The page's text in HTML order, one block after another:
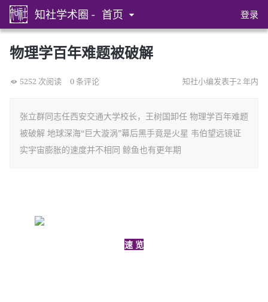
知社学术圈 - 首页 登录
物理学百年难题被破解
5252 次阅读 0 条评论 知社小编发表于2 年内
张立群同志任西安交通大学校长，王树国卸任 物理学百年难题
被破解 地球深海“巨大漩涡”幕后黑手竟是火星 韦伯望远镜证
实宇宙膨胀的速度并不相同 鲸鱼也有更年期
速 览